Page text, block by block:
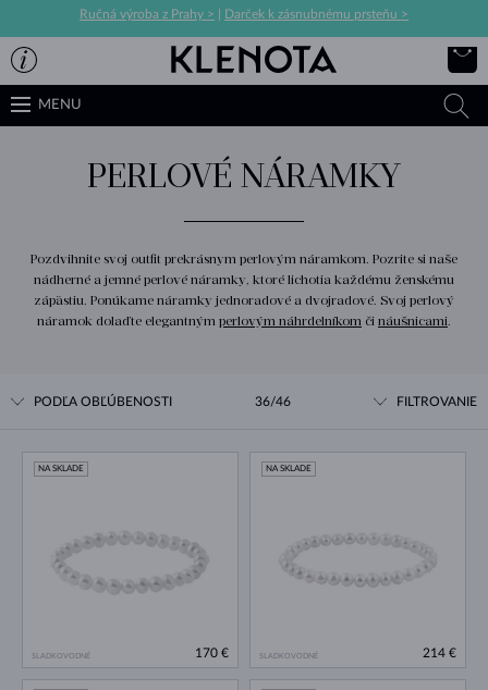
Ručná výroba z Prahy > Darček k zásnubnému prsteňu >
MENU
PERLOVÉ NÁRAMKY
Pozdvihnite svoj outfit prekrásnym perlovým náramkom. Pozrite si naše
nádherné a jemné perlové náramky, ktoré lichotia každému ženskému
zápästiu. Ponúkame náramky jednoradové a dvojradové. Svoj perlový
náramok dolaďte elegantným perlovým náhrdelníkom či náušnicami.
PODĽA OBĽÚBENOSTI 36/46 FILTROVANIE
SLADKOVODNÉ
NA SKLADE
170 € SLADKOVODNÉ
NA SKLADE
214 €